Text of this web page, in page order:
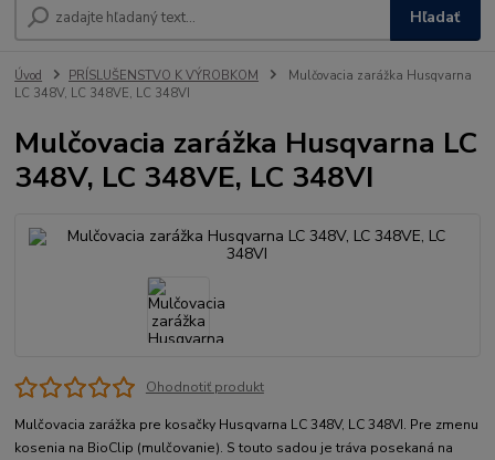
Hľadať
Úvod PRÍSLUŠENSTVO K VÝROBKOM
Mulčovacia zarážka Husqvarna
LC 348V, LC 348VE, LC 348VI
Mulčovacia zarážka Husqvarna LC
348V, LC 348VE, LC 348VI
Ohodnotiť produkt
Mulčovacia zarážka pre kosačky Husqvarna LC 348V, LC 348VI. Pre zmenu
kosenia na BioClip (mulčovanie). S touto sadou je tráva posekaná na